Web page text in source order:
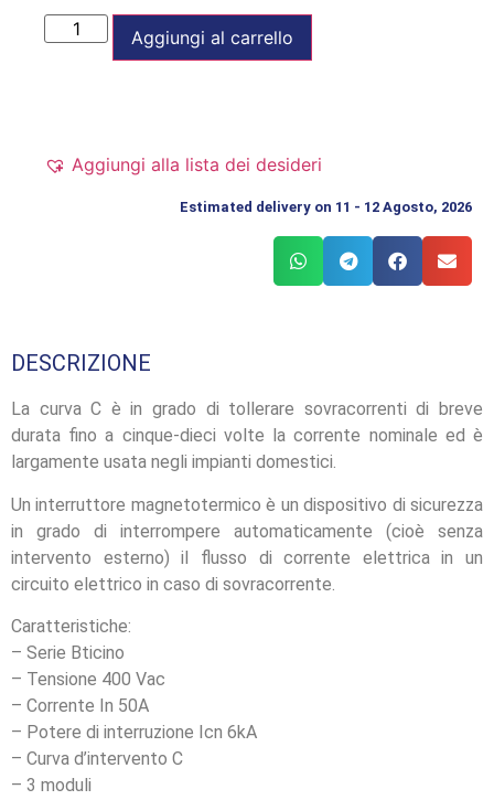
Aggiungi al carrello
Aggiungi alla lista dei desideri
Estimated delivery on 11 - 12 Agosto, 2026
DESCRIZIONE
La curva C è in grado di tollerare sovracorrenti di breve
durata fino a cinque-dieci volte la corrente nominale ed è
largamente usata negli impianti domestici.
Un interruttore magnetotermico è un dispositivo di sicurezza
in grado di interrompere automaticamente (cioè senza
intervento esterno) il flusso di corrente elettrica in un
circuito elettrico in caso di sovracorrente.
Caratteristiche:
– Serie Bticino
– Tensione 400 Vac
– Corrente In 50A
– Potere di interruzione Icn 6kA
– Curva d’intervento C
– 3 moduli